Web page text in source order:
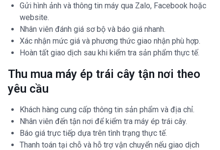
Gửi hình ảnh và thông tin máy qua Zalo, Facebook hoặc
website.
Nhân viên đánh giá sơ bộ và báo giá nhanh.
Xác nhận mức giá và phương thức giao nhận phù hợp.
Hoàn tất giao dịch sau khi kiểm tra sản phẩm thực tế.
Thu mua máy ép trái cây tận nơi theo
yêu cầu
Khách hàng cung cấp thông tin sản phẩm và địa chỉ.
Nhân viên đến tận nơi để kiểm tra máy ép trái cây.
Báo giá trực tiếp dựa trên tình trạng thực tế.
Thanh toán tại chỗ và hỗ trợ vận chuyển nếu giao dịch